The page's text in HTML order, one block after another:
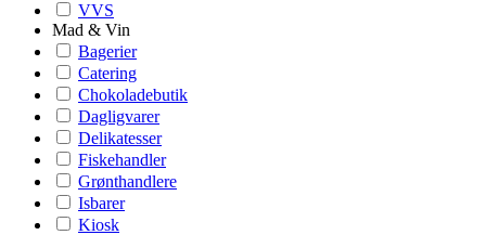
VVS
Mad & Vin
Bagerier
Catering
Chokoladebutik
Dagligvarer
Delikatesser
Fiskehandler
Grønthandlere
Isbarer
Kiosk